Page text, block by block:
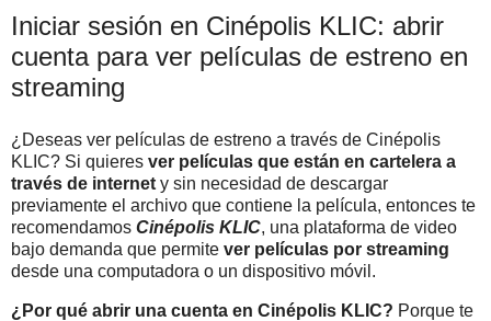
Iniciar sesión en Cinépolis KLIC: abrir
cuenta para ver películas de estreno en
streaming
¿Deseas ver películas de estreno a través de Cinépolis
KLIC? Si quieres ver películas que están en cartelera a
través de internet y sin necesidad de descargar
previamente el archivo que contiene la película, entonces te
recomendamos Cinépolis KLIC, una plataforma de video
bajo demanda que permite ver películas por streaming
desde una computadora o un dispositivo móvil.
¿Por qué abrir una cuenta en Cinépolis KLIC? Porque te